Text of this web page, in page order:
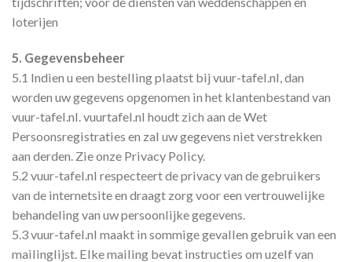
loterijen
5. Gegevensbeheer
5.1 Indien u een bestelling plaatst bij vuur-tafel.nl, dan
worden uw gegevens opgenomen in het klantenbestand van
vuur-tafel.nl. vuurtafel.nl houdt zich aan de Wet
Persoonsregistraties en zal uw gegevens niet verstrekken
aan derden. Zie onze Privacy Policy.
5.2 vuur-tafel.nl respecteert de privacy van de gebruikers
van de internetsite en draagt zorg voor een vertrouwelijke
behandeling van uw persoonlijke gegevens.
5.3 vuur-tafel.nl maakt in sommige gevallen gebruik van een
mailinglijst. Elke mailing bevat instructies om uzelf van